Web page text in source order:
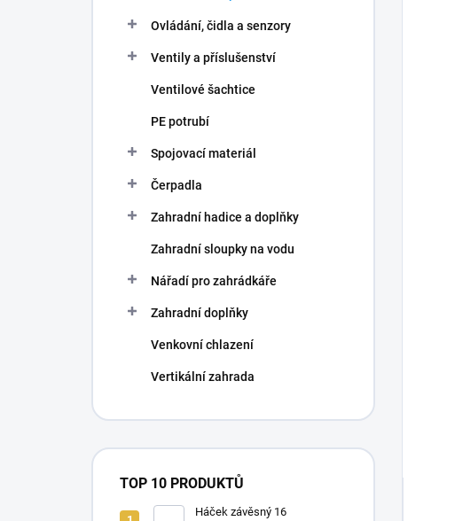
Ovládání, čidla a senzory
Ventily a příslušenství
Ventilové šachtice
PE potrubí
Spojovací materiál
Čerpadla
Zahradní hadice a doplňky
Zahradní sloupky na vodu
Nářadí pro zahrádkáře
Zahradní doplňky
Venkovní chlazení
Vertikální zahrada
TOP 10 PRODUKTŮ
Háček závěsný 16